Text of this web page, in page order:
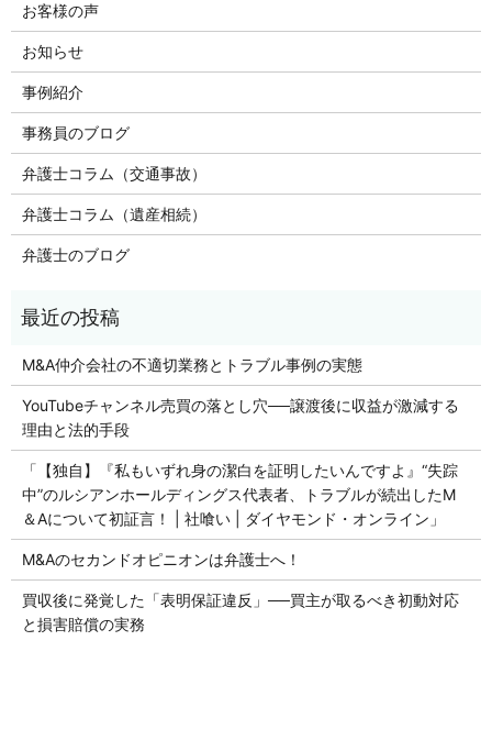
お客様の声
お知らせ
事例紹介
事務員のブログ
弁護士コラム（交通事故）
弁護士コラム（遺産相続）
弁護士のブログ
M&A仲介会社の不適切業務とトラブル事例の実態
YouTubeチャンネル売買の落とし穴──譲渡後に収益が激減する
理由と法的手段
「【独自】『私もいずれ身の潔白を証明したいんですよ』“失踪
中”のルシアンホールディングス代表者、トラブルが続出したM
＆Aについて初証言！ | 社喰い | ダイヤモンド・オンライン」
M&Aのセカンドオピニオンは弁護士へ！
買収後に発覚した「表明保証違反」──買主が取るべき初動対応
と損害賠償の実務